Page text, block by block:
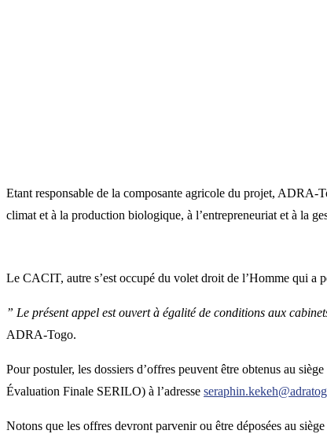
Etant responsable de la composante agricole du projet, ADRA-
climat et à la production biologique, à l’entrepreneuriat et à la
Le CACIT, autre s’est occupé du volet droit de l’Homme qui a
” Le présent appel est ouvert à égalité de conditions aux
ADRA-Togo.
Pour postuler, les dossiers d’offres peuvent être obtenus au
Évaluation Finale SERILO) à l’adresse
Notons que les offres devront parvenir ou être déposées au